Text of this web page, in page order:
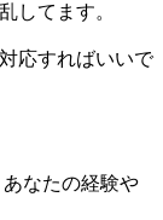
してます。
応すればいいで
なたの経験や